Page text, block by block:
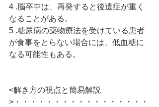
4 .脳卒中は、再発すると後遺症が重く
なることがある。
5 .糖尿病の薬物療法を受けている患者
が食事をとらない場合には、低血糖に
なる可能性もある。
<解き方の視点と簡易解説
>・・・・・・・・・・・・・・・・・